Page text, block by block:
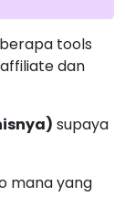
tools
dan
supaya
mana yang